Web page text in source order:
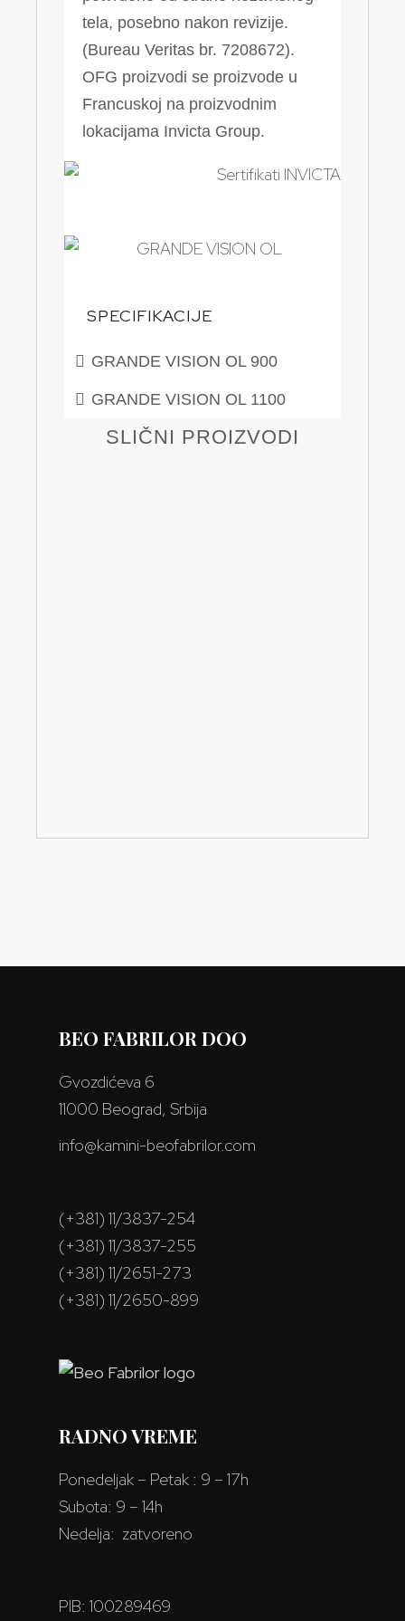
tela, posebno nakon revizije.
(Bureau Veritas br. 7208672).
OFG proizvodi se proizvode u
Francuskoj na proizvodnim
lokacijama Invicta Group.
SPECIFIKACIJE
GRANDE VISION OL 900
GRANDE VISION OL 1100
SLIČNI PROIZVODI
BEO FABRILOR DOO
Gvozdićeva 6
11000 Beograd, Srbija
info@kamini-beofabrilor.com
(+381) 11/3837-254
(+381) 11/3837-255
(+381) 11/2651-273
(+381) 11/2650-899
RADNO VREME
Ponedeljak – Petak : 9 – 17h
Subota: 9 – 14h
Nedelja: zatvoreno
PIB: 100289469